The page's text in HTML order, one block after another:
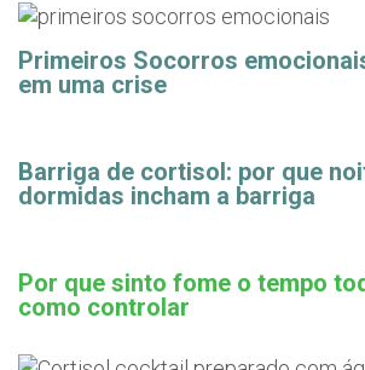
Primeiros Socorros
em uma crise
Barriga de cortisol: por que
dormidas incham a barriga
Por que sinto fome o tempo
como controlar